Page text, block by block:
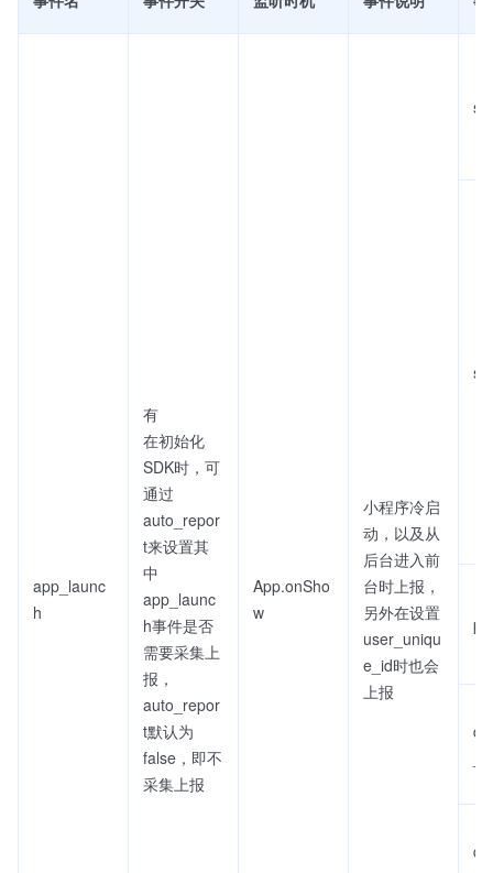
app_launc
h
有
在初始化
SDK时，可
通过
auto_repor
t来设置其
中
app_launc
h事件是否
需要采集上
报，
auto_repor
t默认为
false，即不
采集上报
App.onSho
w
小程序冷启
动，以及从
后台进入前
台时上报，
另外在设置
user_uniqu
e_id时也会
上报